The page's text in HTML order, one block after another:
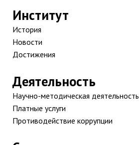
Институт
История
Новости
Достижения
Деятельность
Научно-методическая деятельность
Платные услуги
Противодействие коррупции